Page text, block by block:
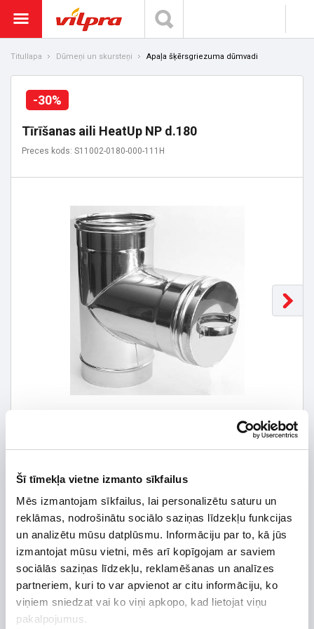
Šī tīmekļa vietne izmanto sīkfailus
Mēs izmantojam sīkfailus, lai personalizētu saturu un
reklāmas, nodrošinātu sociālo saziņas līdzekļu funkcijas
un analizētu mūsu datplūsmu. Informāciju par to, kā jūs
izmantojat mūsu vietni, mēs arī kopīgojam ar saviem
sociālās saziņas līdzekļu, reklamēšanas un analīzes
partneriem, kuri to var apvienot ar citu informāciju, ko
viņiem sniedzat vai ko viņi apkopo, kad lietojat viņu
pakalpojumus.
Titullapa Dūmeņi un skursteņi Apaļa šķērsgriezuma dūmvadi
-30%
Tīrīšanas aili HeatUp NP d.180
Preces kods: S11002-0180-000-111H
49,42 € *
70,60 € *Detalizētāku informāciju un cenu meklēt